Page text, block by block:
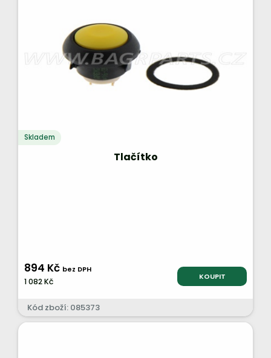
Skladem
Tlačítko
894 Kč bez DPH
1 082 Kč KOUPIT
Kód zboží: 085373